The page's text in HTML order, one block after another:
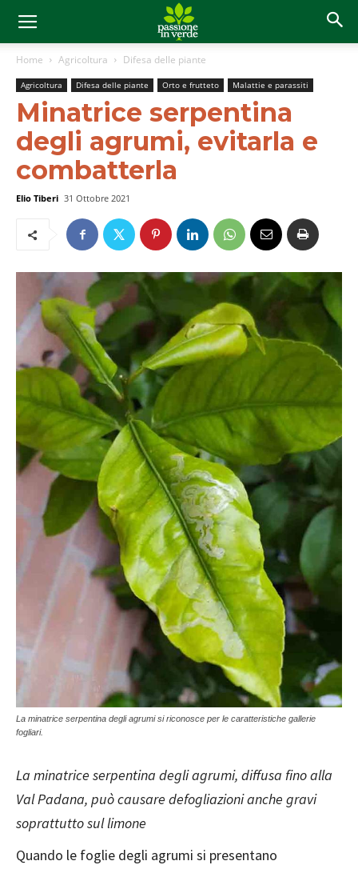
Home Agricoltura Difesa delle piante
Agricoltura Difesa delle piante Orto e frutteto Malattie e parassiti
Minatrice serpentina
degli agrumi, evitarla e
combatterla
Elio Tiberi 31 Ottobre 2021
La minatrice serpentina degli agrumi si riconosce per le caratteristiche gallerie
fogliari.
La minatrice serpentina degli agrumi, diffusa fino alla
Val Padana, può causare defogliazioni anche gravi
soprattutto sul limone
Quando le foglie degli agrumi si presentano